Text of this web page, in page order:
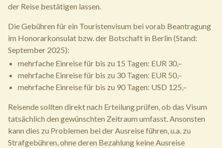
der Reise bestätigen lassen.
Die Gebühren für ein Touristenvisum bei vorab Beantragung
im Honorarkonsulat bzw. der Botschaft in Berlin (Stand:
September 2025):
mehrfache Einreise für bis zu 15 Tagen: EUR 30,–
mehrfache Einreise für bis zu 30 Tagen: EUR 50,–
mehrfache Einreise für bis zu 90 Tagen: USD 125,–
Reisende sollten direkt nach Erteilung prüfen, ob das Visum
tatsächlich den gewünschten Zeitraum umfasst. Ansonsten
kann dies zu Problemen bei der Ausreise führen, u.a. zu
Strafgebühren, ohne deren Bezahlung keine Ausreise